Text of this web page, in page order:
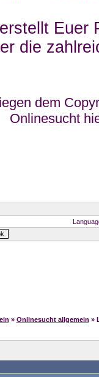
Euer
die
dem
Onlinesucht
» Onlinesucht allgemein »